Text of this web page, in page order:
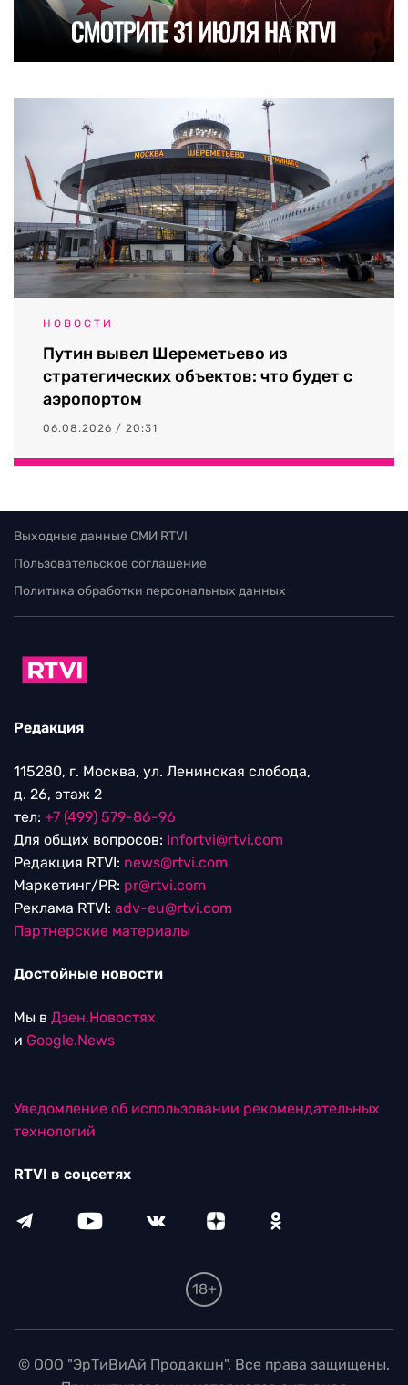
НОВОСТИ
Путин вывел Шереметьево из
стратегических объектов: что будет с
аэропортом
06.08.2026 / 20:31
Выходные данные СМИ RTVI
Пользовательское соглашение
Политика обработки персональных данных
Редакция
115280, г. Москва, ул. Ленинская слобода,
д. 26, этаж 2
тел: +7 (499) 579-86-96
Для общих вопросов: Infortvi@rtvi.com
Редакция RTVI: news@rtvi.com
Маркетинг/PR: pr@rtvi.com
Реклама RTVI: adv-eu@rtvi.com
Партнерские материалы
Достойные новости
Мы в Дзен.Новостях
и Google.News
Уведомление об использовании рекомендательных
технологий
RTVI в соцсетях
18+
© ООО "ЭрТиВиАй Продакшн". Все права защищены.